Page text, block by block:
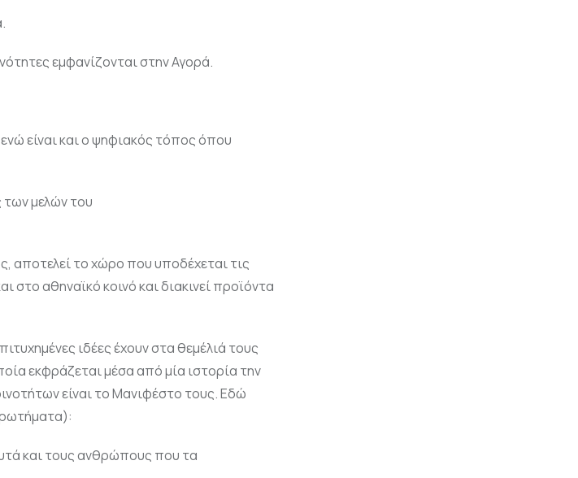
εμφανίζονται στην Αγορά.
είναι και o ψηφιακός τόπος όπου
των μελών του
αποτελεί το χώρο που υποδέχεται τις
αθηναϊκό κοινό και διακινεί προϊόντα
ιδέες έχουν στα θεμέλιά τους
εκφράζεται μέσα από μία ιστορία την
είναι το Μανιφέστο τους. Εδώ
και τους ανθρώπους που τα